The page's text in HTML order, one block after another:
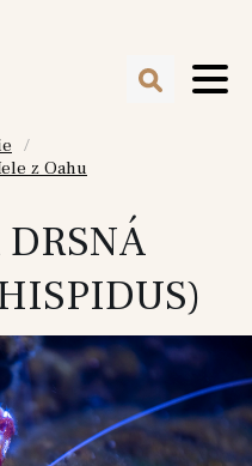
z Oahu